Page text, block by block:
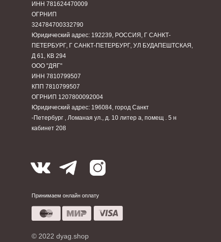
ИНН 781624470009
ОГРНИП
324784700332790
Юридический адрес: 192239, РОССИЯ, Г САНКТ-
ПЕТЕРБУРГ, Г САНКТ-ПЕТЕРБУРГ, УЛ БУДАПЕШТСКАЯ,
Д 61, КВ 294
© 2022 dyag.shop
Принимаем онлайн оплату
ООО "ДЯГ"
ИНН 7810799507
КПП 7810799507
ОГРНИП 1207800092004
Юридический адрес: 196084, город Санкт
-Петербург , Ломаная ул., д. 10 литер а, помещ . 5 н
кабинет 208